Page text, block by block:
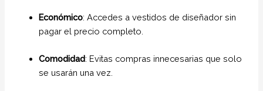
Económico: Accedes a vestidos de diseñador sin
pagar el precio completo.
Comodidad: Evitas compras innecesarias que solo
se usarán una vez.